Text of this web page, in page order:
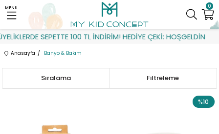
SEPETTE 100 TL İNDİRİM! HEDİYE ÇEKİ: HOŞGELDİN
0
MENU
Anasayfa Banyo & Bakım
Filtreleme
Sıralama
%10